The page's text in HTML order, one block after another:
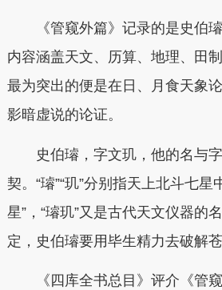
《管窥外篇》记录的是史伯
内容涵盖天文、历算、地理、田
最为突出的便是在日、月食天象
影暗虚说的论证。
史伯璿，字文玑，他的名与
契。“璿”“玑”分别指天上北斗七星
星”，“璿玑”又是古代天文仪器的
定，史伯璿要用毕生精力去破解苍
《四库全书总目》评介《管